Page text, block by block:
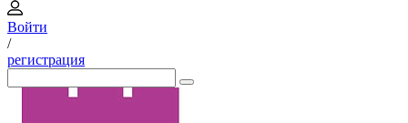
Войти
/
регистрация